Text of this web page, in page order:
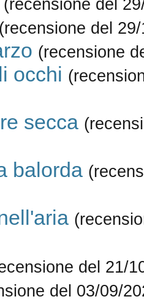
(recensione del
(recensione del
(recensione
occhi
secca
balorda
del 21/
del 03/09/